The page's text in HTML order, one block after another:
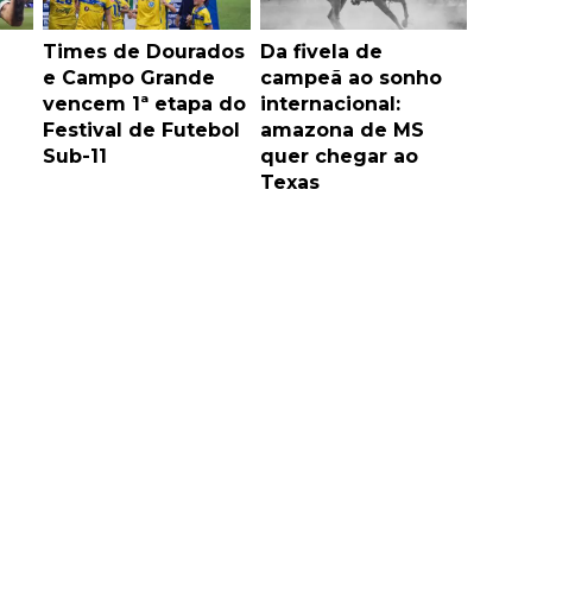
Times de Dourados
e Campo Grande
vencem 1ª etapa do
Festival de Futebol
Sub-11
Da fivela de
campeã ao sonho
internacional:
amazona de MS
quer chegar ao
Texas